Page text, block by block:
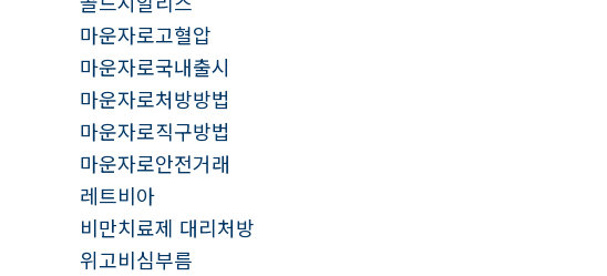
마운자로고혈압
마운자로국내출시
마운자로처방방법
마운자로직구방법
마운자로안전거래
레트비아
비만치료제 대리처방
위고비심부름